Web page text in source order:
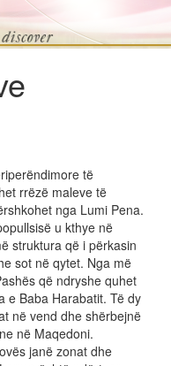
të
rrëzë maleve të
nga Lumi Pena.
u kthye në
struktura që i përkasin
sot në qytet. Nga më
që ndryshe quhet
e Baba Harabatit. Të dy
në vend dhe shërbejnë
në Maqedoni.
janë zonat dhe